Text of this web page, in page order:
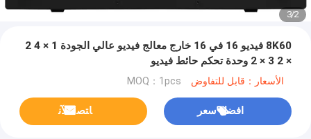
3
/
3
8K60 فيديو 16 في 16 خارج معالج فيديو عالي الجودة 1 × 4 2
× 2 3 × 2 وحدة تحكم حائط فيديو
الأسعار：قابل للتفاوض MOQ：1pcs
افضل سعر ﺎﺘﺼﻟ ﺍﻶﻧ